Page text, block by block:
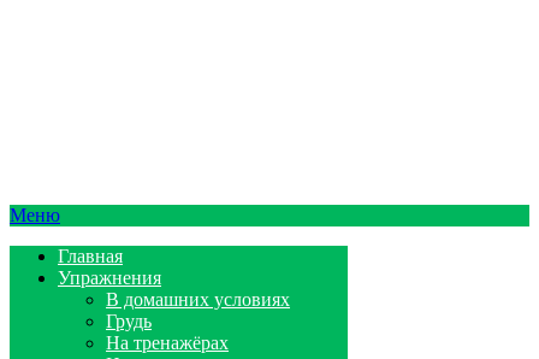
Меню
Главная
Упражнения
В домашних условиях
Грудь
На тренажёрах